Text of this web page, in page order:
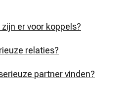
er voor koppels?
relaties?
partner vinden?